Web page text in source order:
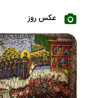
عکس روز